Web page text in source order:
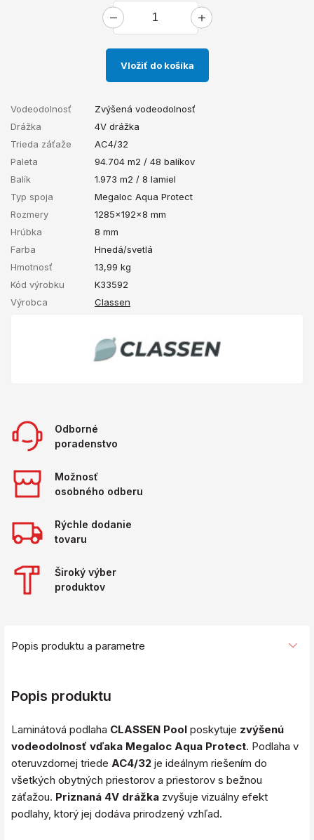
Vložiť do košíka
Vodeodolnosť
Zvýšená vodeodolnosť
Drážka
4V drážka
Trieda záťaže
AC4/32
Paleta
94.704 m2 / 48 balíkov
Balík
1.973 m2 / 8 lamiel
Typ spoja
Megaloc Aqua Protect
Rozmery
1285x192x8 mm
Hrúbka
8 mm
Farba
Hnedá/svetlá
Hmotnosť
13,99 kg
Kód výrobku
K33592
Výrobca
Classen
Odborné
poradenstvo
Možnosť
osobného odberu
Rýchle dodanie
tovaru
Široký výber
produktov
Popis produktu a parametre
Popis produktu
Laminátová podlaha CLASSEN Pool poskytuje zvýšenú
vodeodolnosť vďaka Megaloc Aqua Protect. Podlaha v
oteruvzdornej triede AC4/32 je ideálnym riešením do
všetkých obytných priestorov a priestorov s bežnou
záťažou. Priznaná 4V drážka zvyšuje vizuálny efekt
podlahy, ktorý jej dodáva prirodzený vzhľad.